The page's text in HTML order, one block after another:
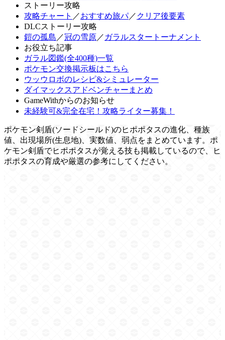
ストーリー攻略
攻略チャート ／おすすめ旅パ／ クリア後要素
DLCストーリー攻略
鎧の孤島 ／冠の雪原／ ガラルスタートーナメント
お役立ち記事
ガラル図鑑(全400種)一覧
ポケモン交換掲示板はこちら
ウッウロボのレシピ&シミュレーター
ダイマックスアドベンチャーまとめ
GameWithからのお知らせ
未経験可&完全在宅！攻略ライター募集！
ポケモン剣盾(ソードシールド)のヒポポタスの進化、種族
値、出現場所(生息地)、実数値、弱点をまとめています。ポ
ケモン剣盾でヒポポタスが覚える技も掲載しているので、ヒ
ポポタスの育成や厳選の参考にしてください。